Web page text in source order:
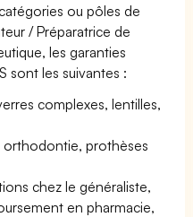
ou pôles de
/ Préparatrice de
les garanties
sont les suivantes :
complexes, lentilles,
orthodontie, prothèses
chez le généraliste,
en pharmacie,